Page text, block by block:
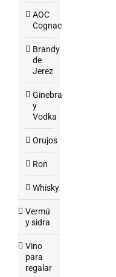
AOC
Cognac
Brandy
de
Jerez
Ginebra
y
Vodka
Orujos
Ron
Whisky
Vermú
y sidra
Vino
para
regalar